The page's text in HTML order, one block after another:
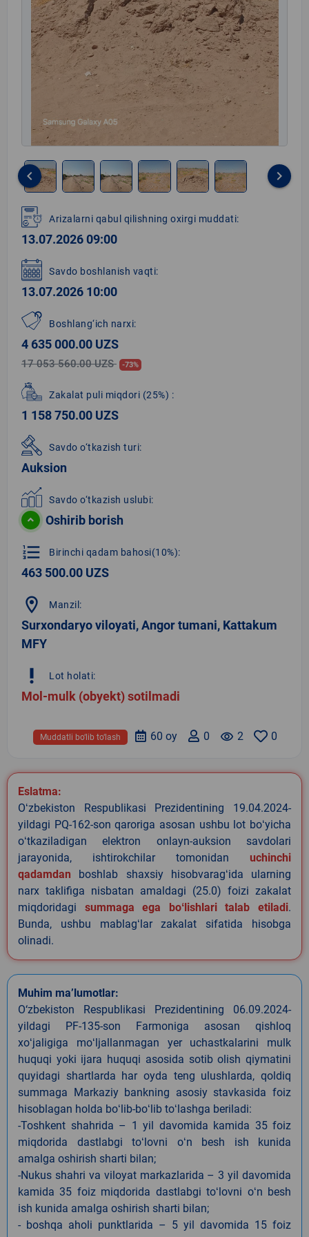
1
of
6
keyboard_arrow_left keyboard_arrow_right
Arizalarni qabul qilishning oxirgi muddati:
13.07.2026 09:00
Savdo boshlanish vaqti:
13.07.2026 10:00
Boshlang‘ich narxi:
4 635 000.00 UZS
17 053 560.00 UZS -73%
Zakalat puli miqdori (25%) :
1 158 750.00 UZS
Savdo o‘tkazish turi:
Auksion
Savdo o‘tkazish uslubi:
Oshirib borish
format_list_numbered Birinchi qadam bahosi(10%):
463 500.00 UZS
location_on Manzil:
Surxondaryo viloyati, Angor tumani, Kattakum
MFY
priority_high Lot holati:
Mol-mulk (obyekt) sotilmadi
0
remove_red_eye 2
0
60 oy
Muddatli bo‘lib to‘lash
Eslatma:
Oʻzbekiston Respublikasi Prezidentining 19.04.2024-
yildagi PQ-162-son qaroriga asosan ushbu lot boʻyicha
oʻtkaziladigan elektron onlayn-auksion savdolari
jarayonida, ishtirokchilar tomonidan uchinchi
qadamdan boshlab shaxsiy hisobvaragʻida ularning
narx taklifiga nisbatan amaldagi (25.0) foizi zakalat
miqdoridagi summaga ega boʻlishlari talab etiladi.
Bunda, ushbu mablagʻlar zakalat sifatida hisobga
olinadi.
Muhim ma’lumotlar:
O‘zbekiston Respublikasi Prezidentining 06.09.2024-
yildagi PF-135-son Farmoniga asosan qishloq
xoʻjaligiga moʻljallanmagan yer uchastkalarini mulk
huquqi yoki ijara huquqi asosida sotib olish qiymatini
quyidagi shartlarda har oyda teng ulushlarda, qoldiq
summaga Markaziy bankning asosiy stavkasida foiz
hisoblagan holda boʻlib-boʻlib toʻlashga beriladi:
-Toshkent shahrida – 1 yil davomida kamida 35 foiz
miqdorida dastlabgi toʻlovni oʻn besh ish kunida
amalga oshirish sharti bilan;
-Nukus shahri va viloyat markazlarida – 3 yil davomida
kamida 35 foiz miqdorida dastlabgi toʻlovni oʻn besh
ish kunida amalga oshirish sharti bilan;
- boshqa aholi punktlarida – 5 yil davomida 15 foiz